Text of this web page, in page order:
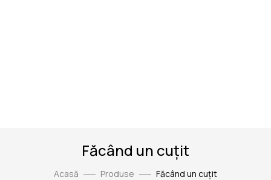
Făcând un cuțit
Acasă Produse Făcând un cuțit